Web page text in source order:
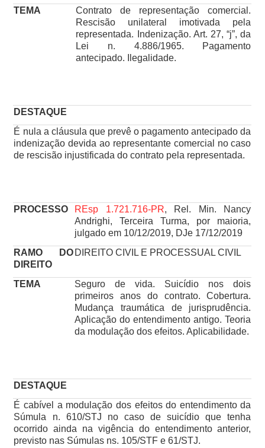
TEMA
Contrato de representação comercial.
Rescisão unilateral imotivada pela
representada. Indenização. Art. 27, “j”, da
Lei n. 4.886/1965. Pagamento
antecipado. Ilegalidade.
DESTAQUE
É nula a cláusula que prevê o pagamento antecipado da
indenização devida ao representante comercial no caso
de rescisão injustificada do contrato pela representada.
PROCESSO REsp 1.721.716-PR, Rel. Min. Nancy
Andrighi, Terceira Turma, por maioria,
julgado em 10/12/2019, DJe 17/12/2019
RAMO DO
DIREITO
DIREITO CIVIL E PROCESSUAL CIVIL
TEMA
Seguro de vida. Suicídio nos dois
primeiros anos do contrato. Cobertura.
Mudança traumática de jurisprudência.
Aplicação do entendimento antigo. Teoria
da modulação dos efeitos. Aplicabilidade.
DESTAQUE
É cabível a modulação dos efeitos do entendimento da
Súmula n. 610/STJ no caso de suicídio que tenha
ocorrido ainda na vigência do entendimento anterior,
previsto nas Súmulas ns. 105/STF e 61/STJ.